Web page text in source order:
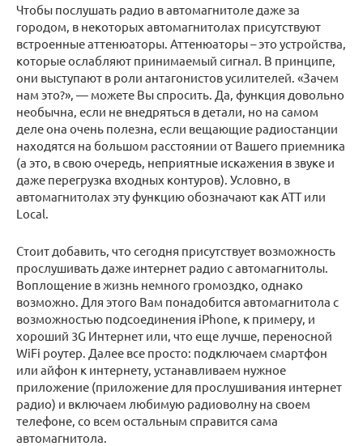
Чтобы послушать радио в автомагнитоле даже за
городом, в некоторых автомагнитолах присутствуют
встроенные аттенюаторы. Аттенюаторы – это устройства,
которые ослабляют принимаемый сигнал. В принципе,
они выступают в роли антагонистов усилителей. «Зачем
нам это?», — можете Вы спросить. Да, функция довольно
необычна, если не внедряться в детали, но на самом
деле она очень полезна, если вещающие радиостанции
находятся на большом расстоянии от Вашего приемника
(а это, в свою очередь, неприятные искажения в звуке и
даже перегрузка входных контуров). Условно, в
автомагнитолах эту функцию обозначают как АТТ или
Local.
Стоит добавить, что сегодня присутствует возможность
прослушивать даже интернет радио с автомагнитолы.
Воплощение в жизнь немного громоздко, однако
возможно. Для этого Вам понадобится автомагнитола с
возможностью подсоединения iPhone, к примеру, и
хороший 3G Интернет или, что еще лучше, переносной
WiFi роутер. Далее все просто: подключаем смартфон
или айфон к интернету, устанавливаем нужное
приложение (приложение для прослушивания интернет
радио) и включаем любимую радиоволну на своем
телефоне, со всем остальным справится сама
автомагнитола.